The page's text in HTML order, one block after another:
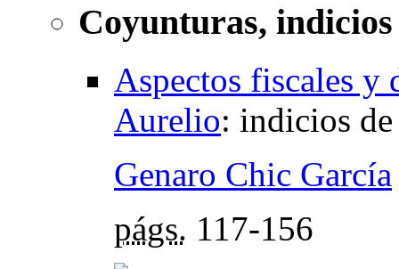
Coyunturas,
Aspectos fiscales y
Aurelio: indicios
Genaro Chic García
págs. 117-156